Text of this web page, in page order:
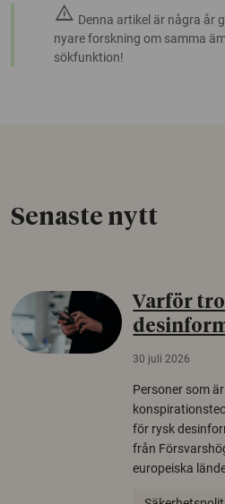
warning Denna artikel är några år
nyare forskning om samma
sökfunktion!
Senaste nytt
Varför
30 juli 2026
Personer som
för rysk
från
europeiska